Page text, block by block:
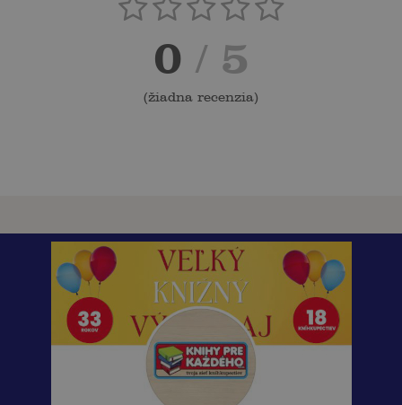
0 / 5
(žiadna recenzia)